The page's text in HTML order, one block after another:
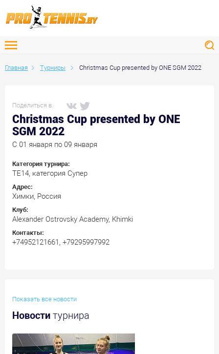
Главная Турниры Christmas Cup presented by ONE SGM 2022
Поделиться в:
Christmas Cup presented by ONE
SGM 2022
C 01 января по 09 января
Категория турнира:
ТЕ14, категория Супер
Адрес:
Химки, Россия
Клуб:
Alexander Ostrovsky Academy, Khimki
Контакты:
+74952121661, +79295997992
Показать все новости
Новости турнира